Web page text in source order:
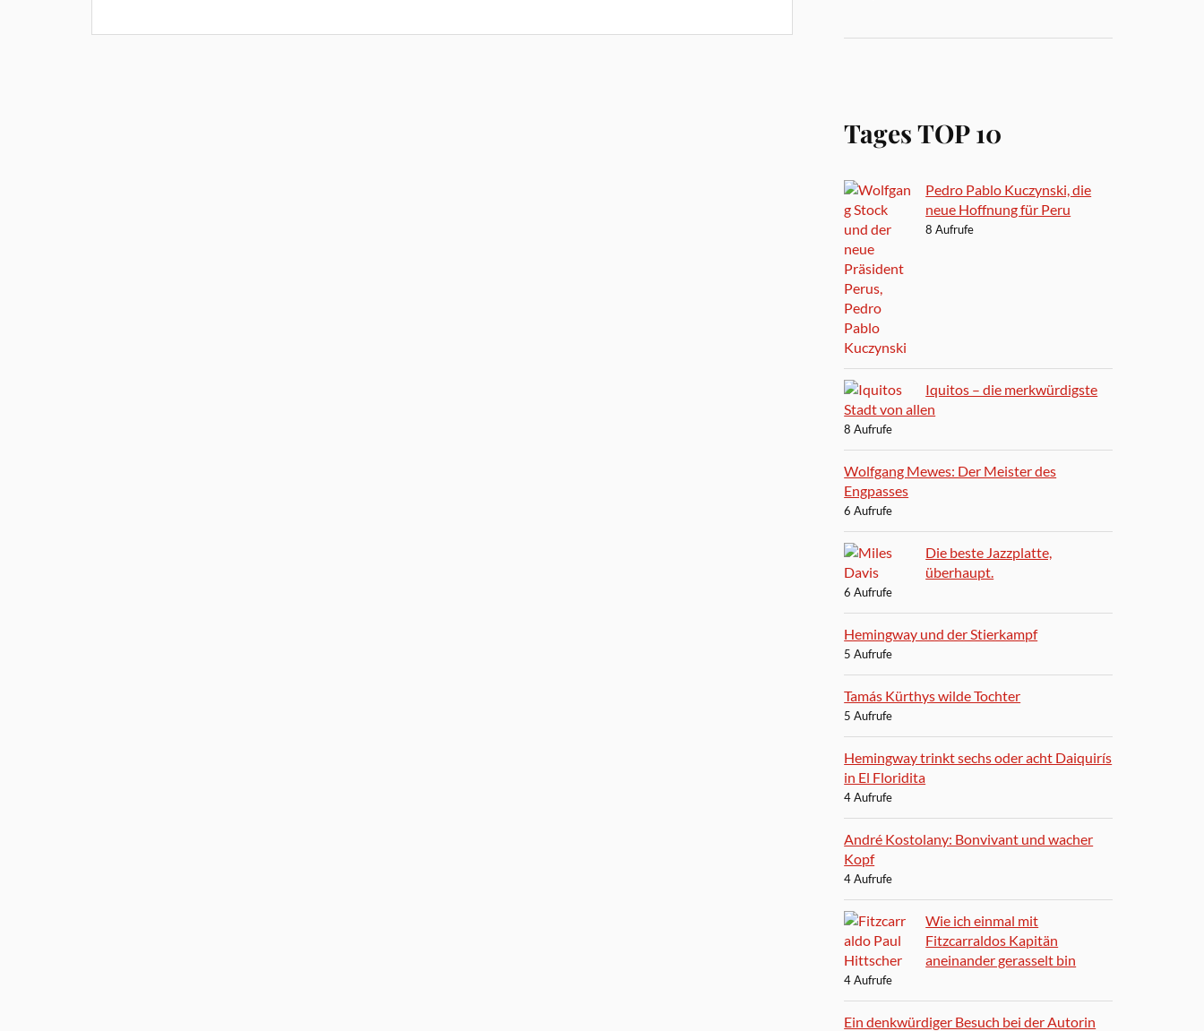
Tages TOP 10
Pedro Pablo Kuczynski, die
neue Hoffnung für Peru
8 Aufrufe
Iquitos – die merkwürdigste
Stadt von allen
8 Aufrufe
Wolfgang Mewes: Der Meister des
Engpasses
6 Aufrufe
Die beste Jazzplatte,
überhaupt.
6 Aufrufe
Hemingway und der Stierkampf
5 Aufrufe
Tamás Kürthys wilde Tochter
5 Aufrufe
Hemingway trinkt sechs oder acht Daiquirís
in El Floridita
4 Aufrufe
André Kostolany: Bonvivant und wacher
Kopf
4 Aufrufe
Wie ich einmal mit
Fitzcarraldos Kapitän
aneinander gerasselt bin
4 Aufrufe
Ein denkwürdiger Besuch bei der Autorin